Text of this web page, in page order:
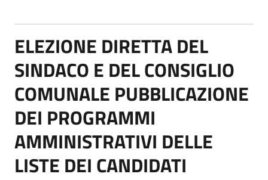
ELEZIONE DIRETTA DEL
SINDACO E DEL CONSIGLIO
COMUNALE PUBBLICAZIONE
DEI PROGRAMMI
AMMINISTRATIVI DELLE
LISTE DEI CANDIDATI